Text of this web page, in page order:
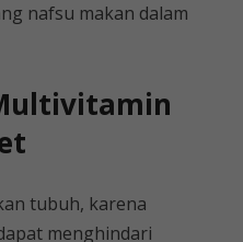
nafsu makan dalam
tubuh, karena
menghindari